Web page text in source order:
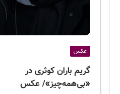
عکس
گریم باران کوثری در
«بی‌همه‌چیز»/ عکس